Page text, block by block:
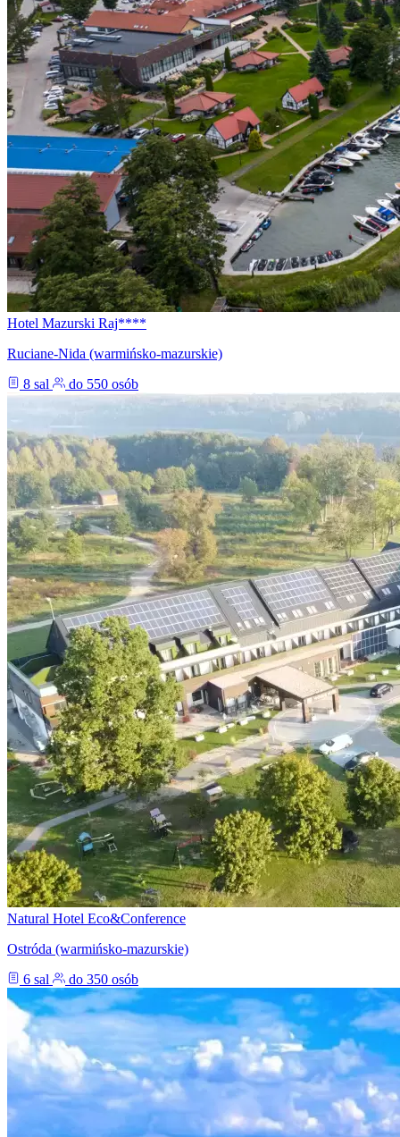
Hotel Mazurski Raj****
Ruciane-Nida (warmińsko-mazurskie)
8 sal
do 550 osób
Natural Hotel Eco&Conference
Ostróda (warmińsko-mazurskie)
6 sal
do 350 osób